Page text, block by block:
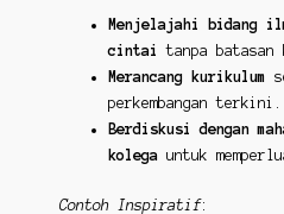
Menjelajahi bidang
cintai
tanpa batasan
Merancang kurikulum
perkembangan terkini.
Berdiskusi dengan
kolegauntuk
Contoh Inspiratif: